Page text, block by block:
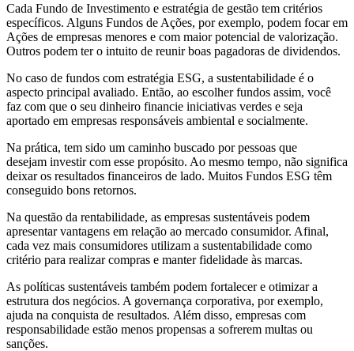
Cada Fundo de Investimento e estratégia de gestão tem critérios
específicos. Alguns Fundos de Ações, por exemplo, podem focar em
Ações de empresas menores e com maior potencial de valorização.
Outros podem ter o intuito de reunir boas pagadoras de dividendos.
No caso de fundos com estratégia ESG, a sustentabilidade é o
aspecto principal avaliado. Então, ao escolher fundos assim, você
faz com que o seu dinheiro financie iniciativas verdes e seja
aportado em empresas responsáveis ambiental e socialmente.
Na prática, tem sido um caminho buscado por pessoas que
desejam investir com esse propósito. Ao mesmo tempo, não significa
deixar os resultados financeiros de lado. Muitos Fundos ESG têm
conseguido bons retornos.
Na questão da rentabilidade, as empresas sustentáveis podem
apresentar vantagens em relação ao mercado consumidor. Afinal,
cada vez mais consumidores utilizam a sustentabilidade como
critério para realizar compras e manter fidelidade às marcas.
As políticas sustentáveis também podem fortalecer e otimizar a
estrutura dos negócios. A governança corporativa, por exemplo,
ajuda na conquista de resultados. Além disso, empresas com
responsabilidade estão menos propensas a sofrerem multas ou
sanções.